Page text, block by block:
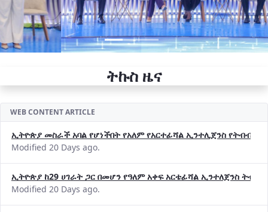
ትኩስ ዜና
WEB CONTENT ARTICLE
ኢትዮጵያ መስራች አባል የሆነችበት የአለም የአርተፊሻል ኢንተሊጀንስ የትብብር
Modified 20 Days ago.
ኢትዮጵያ ከ29 ሀገራት ጋር በመሆን የዓለም አቀፍ አርቴፊሻል ኢንተለጀንስ
Modified 20 Days ago.